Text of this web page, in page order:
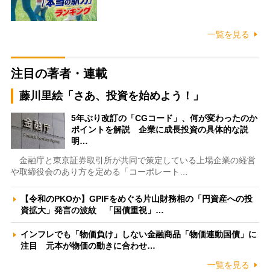
一覧を見る
注目の著者・連載
藤川里絵「さあ、投資を始めよう！」
5年ぶり改訂の「CGコード」、何が変わったのか
ポイントを解説 企業に成長投資の具体的な説
明…
金融庁と東京証券取引所が共同で策定している上場企業の経営
や取締役会のあり方を定める「コーポレート…
【令和のPKOか】GPIFをめぐる片山財務相の「円資産への投
資拡大」発言の波紋 「国債重視」…
インフレでも「物価負け」しない金融商品「物価連動国債」に
注目 元本が物価の動きに合わせ…
一覧を見る